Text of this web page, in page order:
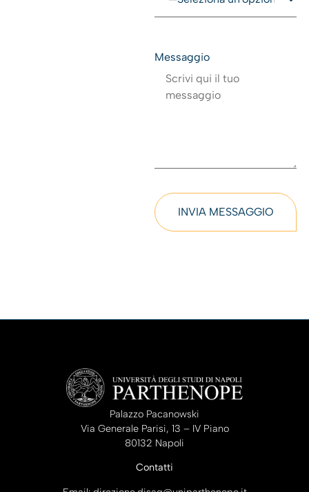
Messaggio
Palazzo Pacanowski
Via Generale Parisi, 13 – IV Piano
80132 Napoli
Contatti